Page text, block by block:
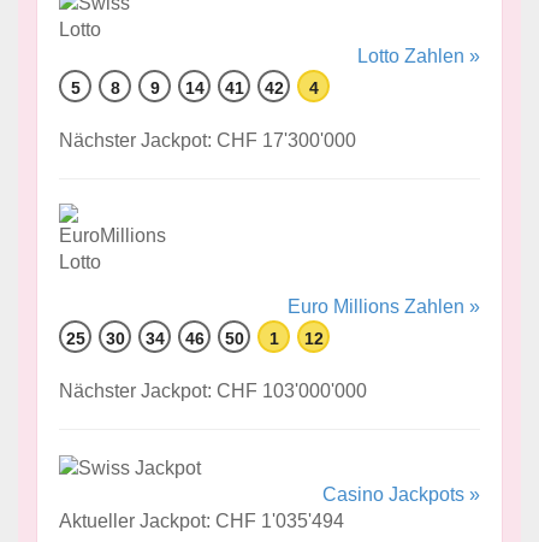
Lotto Zahlen »
5 8 9 14 41 42 4
Nächster Jackpot: CHF 17'300'000
Euro Millions Zahlen »
25 30 34 46 50 1 12
Nächster Jackpot: CHF 103'000'000
Casino Jackpots »
Aktueller Jackpot: CHF 1'035'494